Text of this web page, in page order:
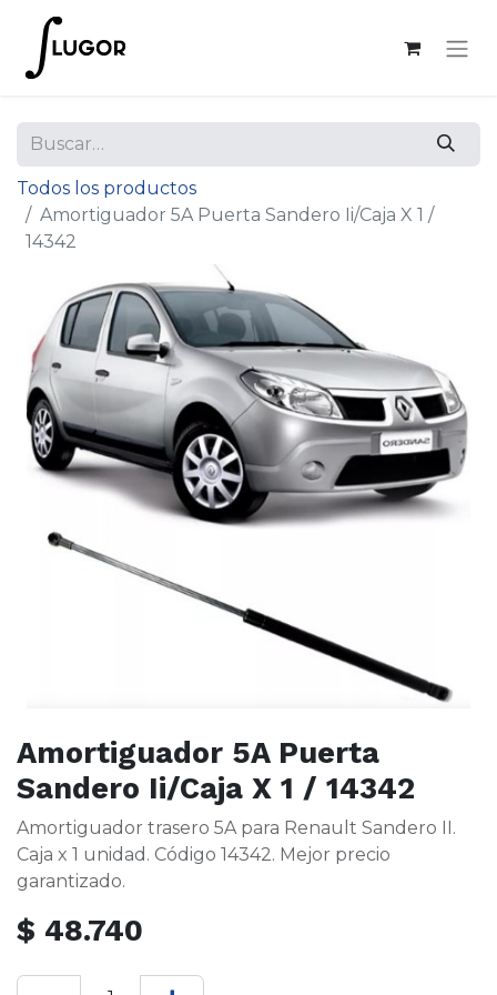
Todos los productos
Amortiguador 5A Puerta Sandero Ii/Caja X 1 /
14342
Amortiguador 5A Puerta
Sandero Ii/Caja X 1 / 14342
Amortiguador trasero 5A para Renault Sandero II.
Caja x 1 unidad. Código 14342. Mejor precio
garantizado.
$ 48.740